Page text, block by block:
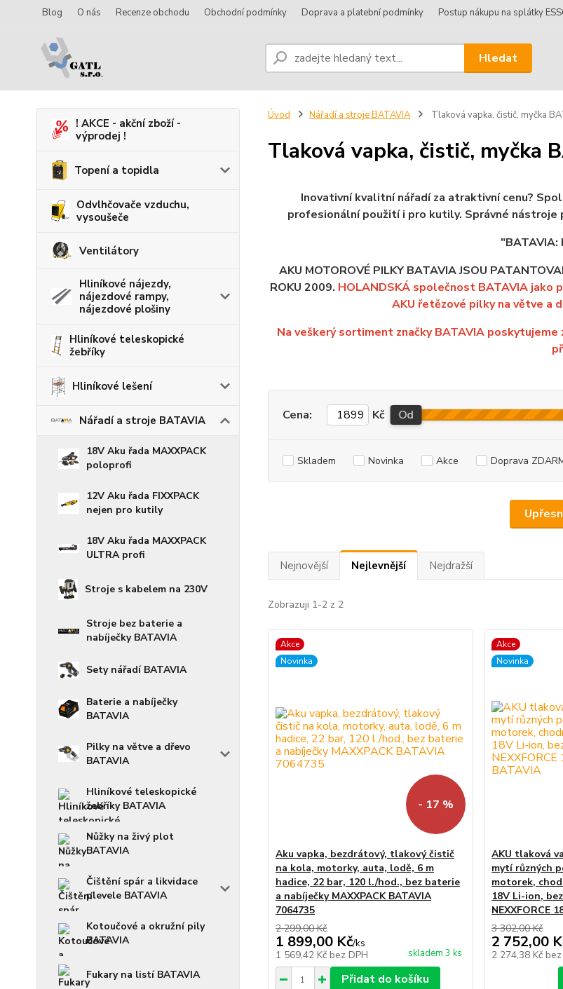
Blog O nás Recenze obchodu Obchodní podmínky Doprava a platební podmínky Postup nákupu na splátky
Hledat
! AKCE - akční zboží -
výprodej !
Topení a topidla
Odvlhčovače vzduchu,
vysoušeče
Ventilátory
Hliníkové nájezdy,
nájezdové rampy,
nájezdové plošiny
Hliníkové teleskopické
žebříky
Hliníkové lešení
Nářadí a stroje BATAVIA
18V Aku řada MAXXPACK
poloprofi
12V Aku řada FIXXPACK
nejen pro kutily
18V Aku řada MAXXPACK
ULTRA profi
Stroje s kabelem na 230V
Stroje bez baterie a
nabíječky BATAVIA
Sety nářadí BATAVIA
Baterie a nabíječky
BATAVIA
Pilky na větve a dřevo
BATAVIA
Hliníkové teleskopické
žebříky BATAVIA
Nůžky na živý plot
BATAVIA
Čištění spár a likvidace
plevele BATAVIA
Kotoučové a okružní pily
BATAVIA
Fukary na listí BATAVIA
Úvod Nářadí a stroje BATAVIA Tlaková vapka, čistič, myčka
Tlaková vapka, čistič, myčka
Inovativní kvalitní nářadí za atraktivní cenu?
profesionální použití i pro kutily. Správné nástroje
AKU MOTOROVÉ PILKY BATAVIA JSOU
ROKU 2009. HOLANDSKÁ společnost BATAVIA jako
AKU řetězové pilky na větve a
Na veškerý sortiment značky BATAVIA
Cena: Kč Od
Skladem Novinka Akce Doprava
Nejnovější Nejlevnější Nejdražší
Zobrazuji 1-2 z 2
Akce
Novinka
- 17 %
Aku vapka, bezdrátový, tlakový čistič
na kola, motorky, auta, lodě, 6 m
hadice, 22 bar, 120 l./hod., bez baterie
a nabíječky MAXXPACK BATAVIA
7064735
2 299,00 Kč
1 899,00 Kč/ks
1 569,42 Kč bez DPH skladem 3 ks
Přidat do košíku
Akce
Novinka
AKU tlaková
mytí různých
motorek,
18V Li-ion,
NEXXFORCE
3 302,00 Kč
2 752,00
2 274,38 Kč